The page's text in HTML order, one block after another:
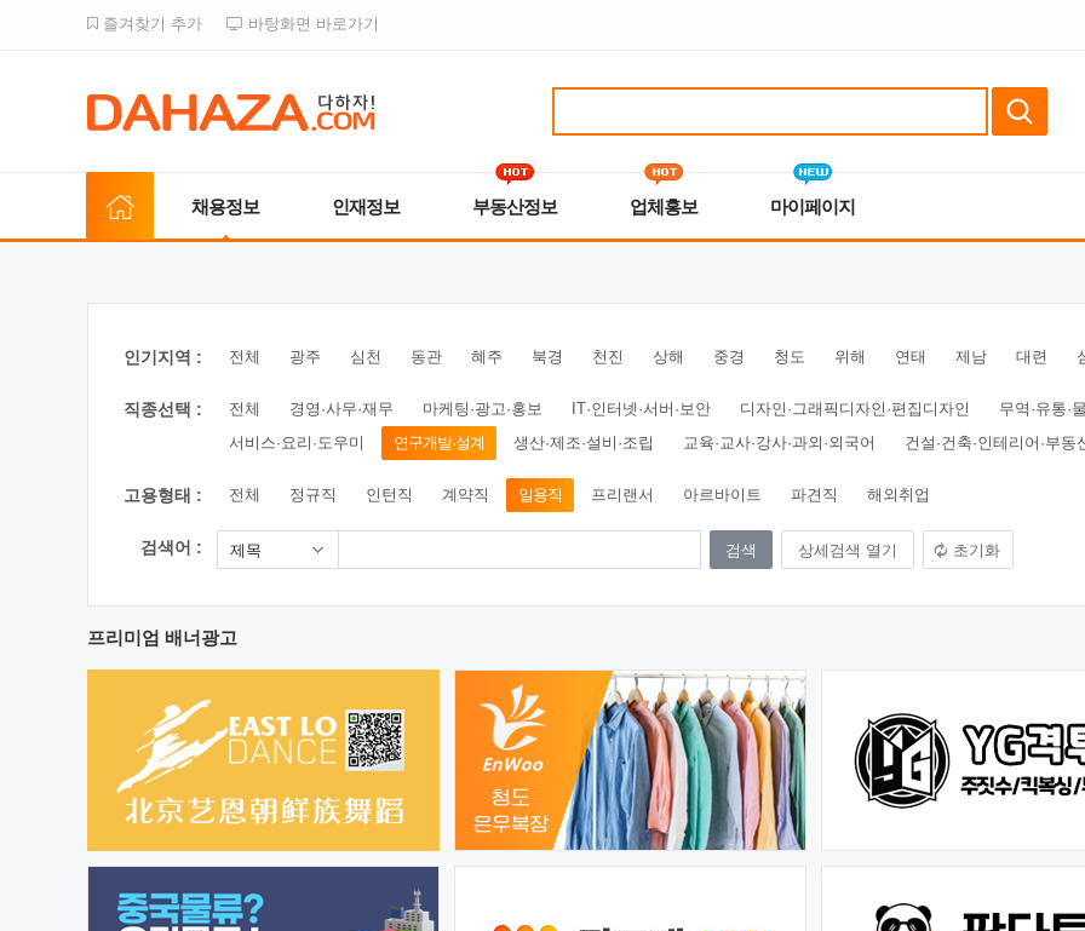
즐겨찾기 추가 바탕화면 바로가기
채용정보 인재정보 부동산정보 업체홍보 마이페이지
인기지역 : 전체 광주 심천 동관 혜주 북경 천진 상해 중경 청도 위해 연태 제남 대련
직종선택 : 전체 경영·사무·재무 마케팅·광고·홍보 IT·인터넷·서버·보안 디자인·그래픽디자인·편집디자인
무역·유통·
서비스·요리·도우미
연구개발·설계 생산·제조·설비·조립 교육·교사·강사·과외·외국어 건설·건축·인테리어·부동
고용형태 : 전체 정규직 인턴직 계약직 일용직 프리랜서 아르바이트 파견직 해외취업
검색어 : 제목 상세검색 열기 초기화
프리미엄 배너광고